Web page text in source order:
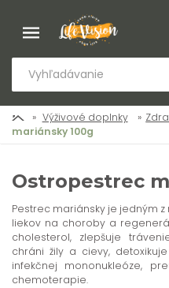
Výživové doplnky
mariánsky 100g
Ostropestrec
Pestrec mariánsky je jedným
liekov na choroby a
cholesterol, zlepšuje
chráni žily a cievy,
infekčnej mononukleóze,
chemoterapie.